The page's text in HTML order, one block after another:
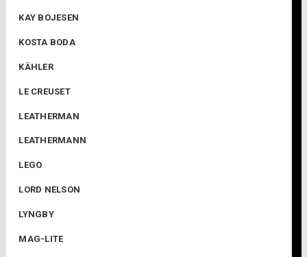
KAY BOJESEN
KOSTA BODA
KÄHLER
LE CREUSET
LEATHERMAN
LEATHERMANN
LEGO
LORD NELSON
LYNGBY
MAG-LITE